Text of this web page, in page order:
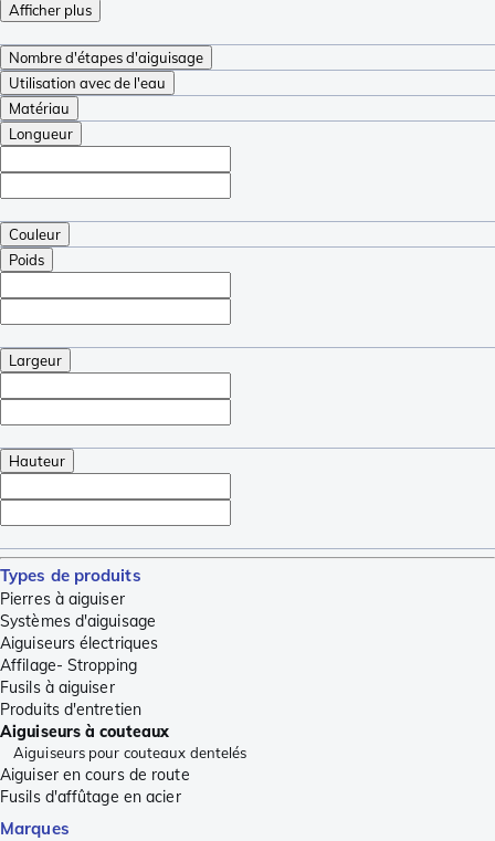
Afficher plus
Nombre d'étapes d'aiguisage
Utilisation avec de l'eau
Matériau
Longueur
Couleur
Poids
Largeur
Hauteur
Types de produits
Pierres à aiguiser
Systèmes d'aiguisage
Aiguiseurs électriques
Affilage- Stropping
Fusils à aiguiser
Produits d'entretien
Aiguiseurs à couteaux
Aiguiseurs pour couteaux dentelés
Aiguiser en cours de route
Fusils d'affûtage en acier
Marques